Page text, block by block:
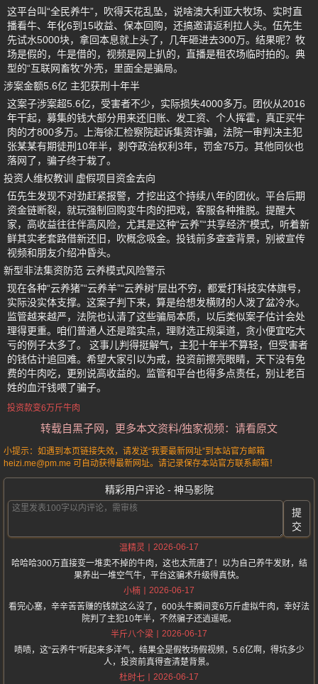
这平台叫“全民养牛”，吹得天花乱坠，说啥澳大利亚大牧场、实时直
播看牛、年化6到15收益、保本回购，还搞邀请返利拉人头。伍先生
先试水5000块，拿回本息就上头了，几年砸进去300万。结果呢？牧
场是假的，牛是借的，视频是网上扒的，直播是租农场临时拍的。典
型的“互联网畜牧”外壳，里面全是骗局。
涉案金额5.6亿 主犯获刑十年半
这案子涉案超5.6亿，受害者不少，实际损失4000多万。团伙从2016
年干起，募集的钱大部分用来还旧账、发工资、个人挥霍，真正买牛
肉的才800多万。上海徐汇检察院起诉集资诈骗，法院一审判决主犯
张某某有期徒刑10年半，剥夺政治权利3年，罚金75万。其他同伙也
落网了，骗子终于栽了。
投资人维权教训 虚假项目资金去向
伍先生发现不对劲赶紧报警，才挖出这个持续八年的团伙。平台后期
资金链断裂，就玩强制回购变牛肉的把戏，客服各种推脱。提醒大
家，高收益往往伴高风险，尤其是这种“云养”“共享经济”模式，听着新
鲜其实老套路借新还旧，吹概念吸金。投钱前多查查背景，别被宣传
视频和朋友介绍冲昏头。
新型非法集资防范 云养模式风险警示
现在各种“云养猪”“云养羊”“云养树”层出不穷，都爱打科技实体旗号，
实际没实体支撑。这案子判下来，算是给想发横财的人泼了盆冷水。
监管越来越严，法院也认清了这些骗局本质，以后类似案子估计会处
理得更重。咱们普通人还是踏实点，理财选正规渠道，贪小便宜吃大
亏的例子太多了。 这事儿判得挺解气，主犯十年半不算轻，但受害者
的钱估计追回难。希望大家引以为戒，投资前擦亮眼睛，天下没有免
费的牛肉吃，更别说高收益的。监管和平台也得多点责任，别让老百
姓的血汗钱喂了骗子。
投资款变6万斤牛肉
转载自黑子网，更多本文资料/独家视频：请看原文
小提示：如遇到本页链接失效，请发送“我要最新网址”到本站官方邮箱
heizi.me@pm.me 可自动获得最新网址。请记录保存本站官方联系邮箱！
精彩用户评论 - 神马影院
提
交
温精灵
2026-06-17
哈哈哈300万直接变一堆卖不掉的牛肉，这也太荒唐了！以为自己养牛发财，结
果养出一堆空气牛，平台这骗术升级得真快。
小楠
2026-06-17
看完心塞，辛辛苦苦赚的钱就这么没了，600头牛瞬间变6万斤虚拟牛肉，幸好法
院判了主犯10年半，不然骗子还逍遥呢。
半斤八个梁
2026-06-17
啧啧，这“云养牛”听起来多洋气，结果全是假牧场假视频，5.6亿啊，得坑多少
人，投资前真得查清楚背景。
杜时七
2026-06-17